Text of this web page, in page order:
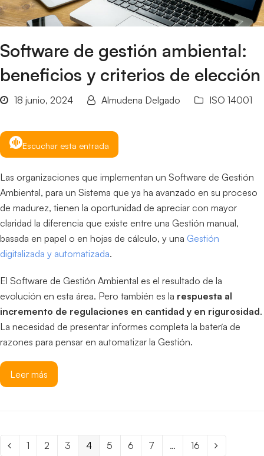
Software de gestión ambiental:
beneficios y criterios de elección
18 junio, 2024 Almudena Delgado ISO 14001
Escuchar esta entrada
Las organizaciones que implementan un Software de Gestión
Ambiental, para un Sistema que ya ha avanzado en su proceso
de madurez, tienen la oportunidad de apreciar con mayor
claridad la diferencia que existe entre una Gestión manual,
basada en papel o en hojas de cálculo, y una Gestión
digitalizada y automatizada.
El Software de Gestión Ambiental es el resultado de la
evolución en esta área. Pero también es la respuesta al
incremento de regulaciones en cantidad y en rigurosidad.
La necesidad de presentar informes completa la batería de
razones para pensar en automatizar la Gestión.
Leer más
AnteriorPage
1 Page
2 Page
3 Page
4 Page
5 Page
6 Page
7 … Page
16